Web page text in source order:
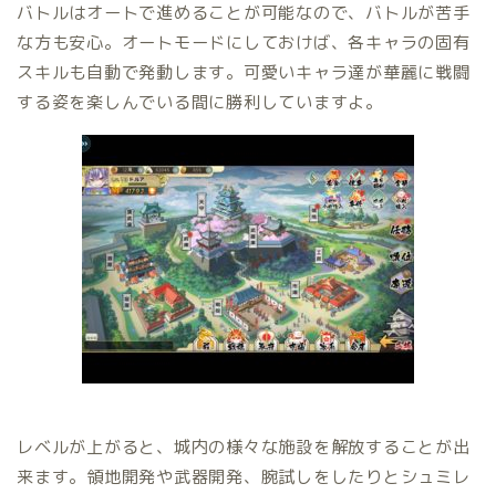
バトルはオートで進めることが可能なので、バトルが苦手
な方も安心。オートモードにしておけば、各キャラの固有
スキルも自動で発動します。可愛いキャラ達が華麗に戦闘
する姿を楽しんでいる間に勝利していますよ。
レベルが上がると、城内の様々な施設を解放することが出
来ます。領地開発や武器開発、腕試しをしたりとシュミレ